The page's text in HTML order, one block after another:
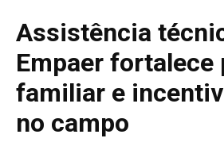
Assistência
Empaer fortalece
familiar e
no campo